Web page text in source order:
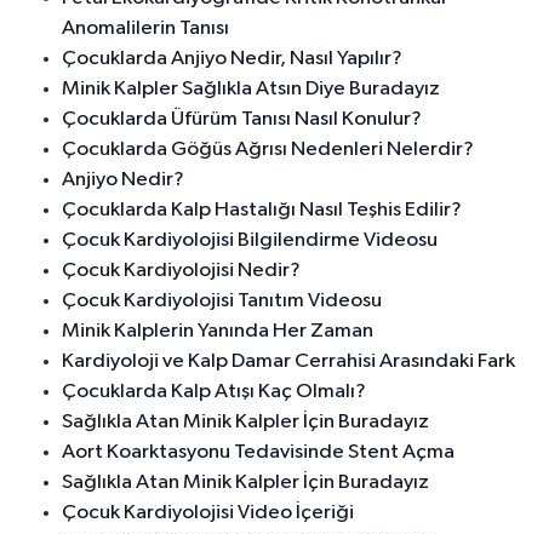
Anomalilerin Tanısı
Çocuklarda Anjiyo Nedir, Nasıl Yapılır?
Minik Kalpler Sağlıkla Atsın Diye Buradayız
Çocuklarda Üfürüm Tanısı Nasıl Konulur?
Çocuklarda Göğüs Ağrısı Nedenleri Nelerdir?
Anjiyo Nedir?
Çocuklarda Kalp Hastalığı Nasıl Teşhis Edilir?
Çocuk Kardiyolojisi Bilgilendirme Videosu
Çocuk Kardiyolojisi Nedir?
Çocuk Kardiyolojisi Tanıtım Videosu
Minik Kalplerin Yanında Her Zaman
Kardiyoloji ve Kalp Damar Cerrahisi Arasındaki Fark
Çocuklarda Kalp Atışı Kaç Olmalı?
Sağlıkla Atan Minik Kalpler İçin Buradayız
Aort Koarktasyonu Tedavisinde Stent Açma
Sağlıkla Atan Minik Kalpler İçin Buradayız
Çocuk Kardiyolojisi Video İçeriği